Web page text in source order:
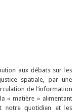
aux débats sur les
spatiale, par une
de l’information
« matière » alimentant
notre quotidien et les